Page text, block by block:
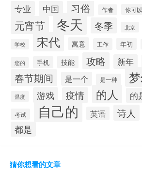
专业 中国 习俗 作者 你可以
元宵节 冬天 冬季 北京
学校 宋代 寓意 工作 年初
您的 手机 技能 攻略 新年
春节期间 是一个 是一种
温度 游戏 疫情 的人 的
考试 自己的 英语 诗人
都是
猜你想看的文章